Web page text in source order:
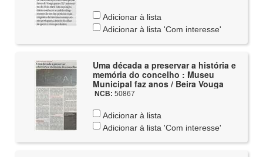
Adicionar à lista
Adicionar à lista 'Com interesse'
Uma década a preservar a história e
memória do concelho : Museu
Municipal faz anos / Beira Vouga
NCB: 50867
Adicionar à lista
Adicionar à lista 'Com interesse'